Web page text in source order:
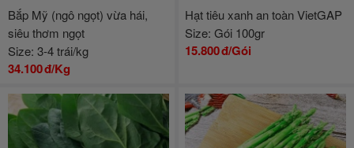
Bắp Mỹ (ngô ngọt) vừa hái,
siêu thơm ngọt
Size: 3-4 trái/kg
34.100đ/Kg
Hạt tiêu xanh an toàn VietGAP
Size: Gói 100gr
15.800đ/Gói